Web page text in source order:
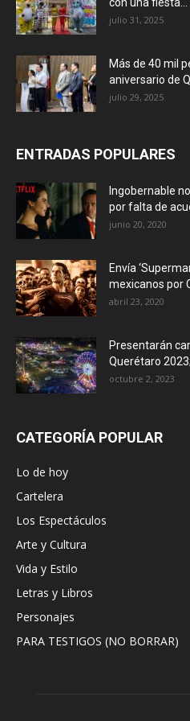
julio 31, 2025
Más de 40 mil
aniversario de
julio 29, 2025
ENTRADAS POPULARES
Ingobernable
por falta de
junio 20, 2020
Envía
mexicanos por
abril 23, 2020
Presentarán
Querétaro
octubre 2, 2023
CATEGORÍA POPULAR
Lo de hoy
Cartelera
Los Espectáculos
Arte y Cultura
Vida y Estilo
Letras y Libros
Personajes
PARA TESTIGOS (NO BORRAR)